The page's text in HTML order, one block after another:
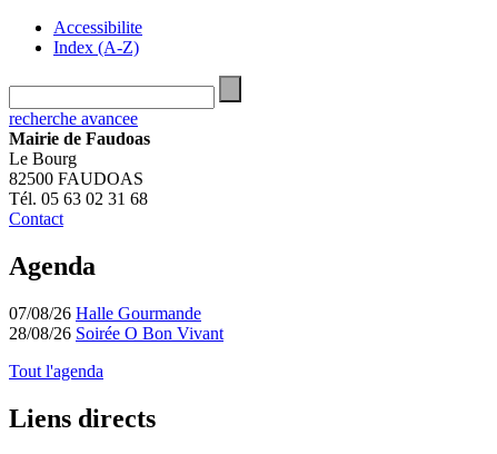
Accessibilite
Index (A-Z)
recherche avancee
Mairie de Faudoas
Le Bourg
82500 FAUDOAS
Tél. 05 63 02 31 68
Contact
Agenda
07/08/26 Halle Gourmande
28/08/26 Soirée O Bon Vivant
Tout l'agenda
Liens directs